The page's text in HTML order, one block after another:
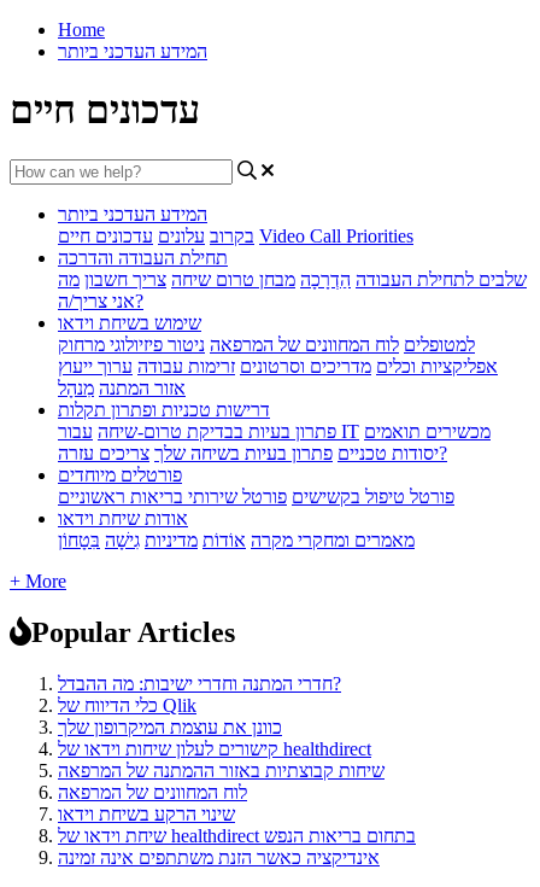
Home
המידע העדכני ביותר
עדכונים חיים
המידע העדכני ביותר
בקרוב עלונים עדכונים חיים
Video Call Priorities
תחילת העבודה והדרכה
שלבים לתחילת העבודה הַדְרָכָה מבחן טרום שיחה צריך חשבון מה
אני צריך/ה?
שימוש בשיחת וידאו
למטופלים לוח המחוונים של המרפאה ניטור פיזיולוגי מרחוק
אפליקציות וכלים מדריכים וסרטונים זרימות עבודה ערוך ייעוץ
אזור המתנה מִנהָל
דרישות טכניות ופתרון תקלות
פתרון בעיות בבדיקת טרום-שיחה עבור IT מכשירים תואמים
יסודות טכניים פתרון בעיות בשיחה שלך
צריכים עזרה?
פורטלים מיוחדים
פורטל טיפול בקשישים פורטל שירותי בריאות ראשוניים
אודות שיחת וידאו
מאמרים ומחקרי מקרה אוֹדוֹת מדיניות גִישָׁה בִּטָחוֹן
+ More
Popular Articles
חדרי המתנה וחדרי ישיבות: מה ההבדל?
כלי הדיווח של Qlik
כוונן את עוצמת המיקרופון שלך
קישורים לעלון שיחות וידאו של healthdirect
שיחות קבוצתיות באזור ההמתנה של המרפאה
לוח המחוונים של המרפאה
שינוי הרקע בשיחת וידאו
שיחת וידאו של healthdirect בתחום בריאות הנפש
אינדיקציה כאשר הזנת משתתפים אינה זמינה